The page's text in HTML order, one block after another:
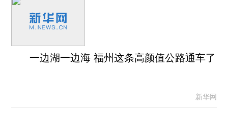
一边湖一边海 福州这条高颜值公路通车了
新华网